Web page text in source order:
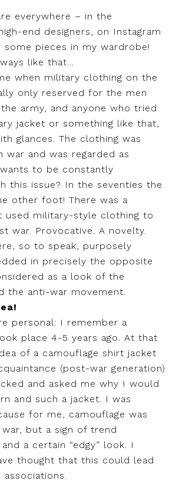
everywhere – in the
end designers, on Instagram
some pieces in my wardrobe!
like that…
when military clothing on the
only reserved for the men
army, and anyone who tried
jacket or something like that,
glances. The clothing was
war and was regarded as
to be constantly
this issue? In the seventies the
other foot! There was a
used military-style clothing to
war. Provocative. A novelty.
so to speak, purposely
in precisely the opposite
as a look of the
the anti-war movement.
personal: I remember a
place 4-5 years ago. At that
of ​​a camouflage shirt jacket
(post-war generation)
and asked me why I would
and such a jacket. I was
for me, camouflage was
but a sign of trend
a certain “edgy” look. I
thought that this could lead